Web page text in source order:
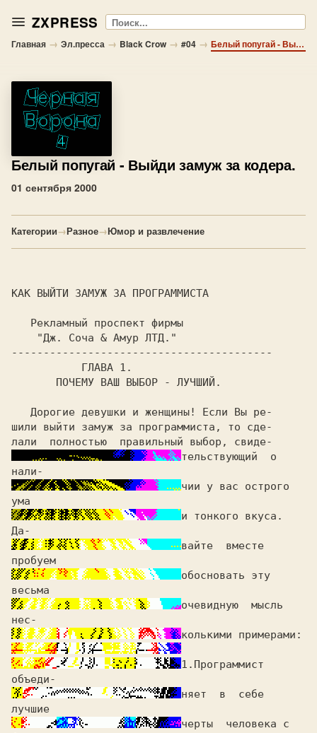
ZXPRESS Поиск
Главная → Эл.пресса → Black Crow → #04 → Белый попугай - Выйди замуж за кодера.
Белый попугай - Выйди замуж за кодера.
01 сентября 2000
Категории→Разное→Юмор и развлечение
Рекламный проспект фирмы
"Дж. Соча & Амур ЛТД."
ГЛАВА 1.
ПОЧЕМУ ВАШ ВЫБОР - ЛУЧШИЙ.
шили выйти замуж за программиста, то сде-
тельствующий  о
чии у вас острого
и тонкого вкуса.
вайте  вместе
обосновать эту
очевидную  мысль
1. Программист
няет  в  себе
черты  человека с